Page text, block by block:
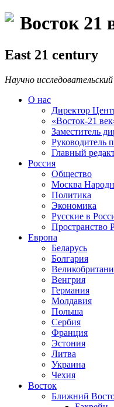
Восток 21
East 21 century
Научно
О нас
Директор
«Восток-21
Заместитель
Руководитель
Главный
Россия
Общество
Москва
Политика
Экономика
Русские в
Пространство
Европа
Беларусь
Болгария
Венгрия
Германия
Молдавия
Польша
Сербия
Франция
Эстония
Литва
Украина
Чехия
Восток
Ближний